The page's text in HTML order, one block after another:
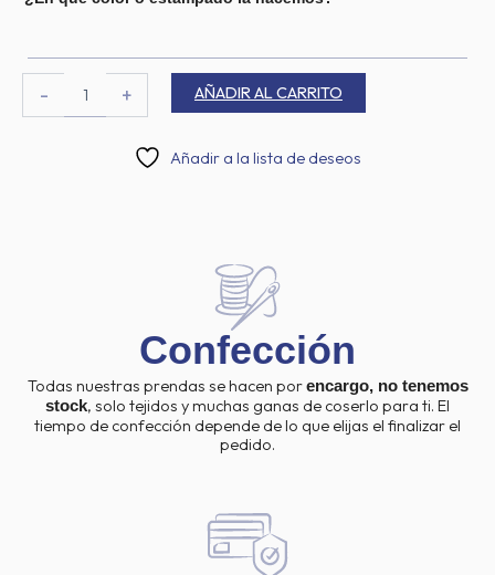
- + AÑADIR AL CARRITO
Añadir a la lista de deseos
Confección
Todas nuestras prendas se hacen porencargo, no tenemos
stock, solo tejidos y muchas ganas de coserlo para ti. El
tiempo de confección depende de lo que elijas el finalizar el
pedido.